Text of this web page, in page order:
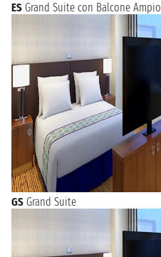
ES Grand Suite con Balcone Ampio
GS Grand Suite